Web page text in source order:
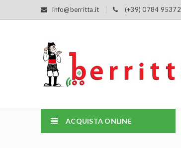
info@berritta.it (+39) 0784 95372
ACQUISTA ONLINE